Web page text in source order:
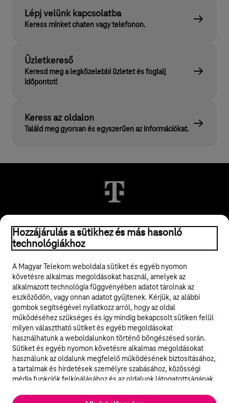
Lépj velünk kapcsolatba
Keress minket chaten vagy telefonon.
Üzletkereső
Keresd meg a legközelebbi üzletet és foglalj
időpontot!
Keress az oldalon
Találd meg gyorsan és egyszerűen az információkat.
© 2026 Magyar Telekom Nyrt.
ÁSZF
Adatvédelem
Felhívások
Hírlevél
Közösségi média
Hozzájárulás a sütikhez és más hasonló
technológiákhoz
A Magyar Telekom weboldala sütiket és egyéb nyomon
követésre alkalmas megoldásokat használ, amelyek az
alkalmazott technológia függvényében adatot tárolnak az
eszközödön, vagy onnan adatot gyűjtenek. Kérjük, az alábbi
gombok segítségével nyilatkozz arról, hogy az oldal
működéséhez szükséges és így mindig bekapcsolt sütiken felül
milyen választható sütiket és egyéb megoldásokat
használhatunk a weboldalunkon történő böngészésed során.
Sütiket és egyéb nyomon követésre alkalmas megoldásokat
használunk az oldalunk megfelelő működésének biztosításához,
a tartalmak és hirdetések személyre szabásához, közösségi
média funkciók felkínálásához és az oldalunk látogatottságának
elengedhetetlenek a weboldal működéséhez és nem lehet